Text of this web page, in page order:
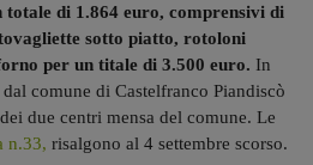
di 1.864 euro, comprensivi di
sotto piatto, rotoloni
per un titale di 3.500 euro. In
comune di Castelfranco Piandiscò
due centri mensa del comune. Le
n.33, risalgono al 4 settembre scorso.